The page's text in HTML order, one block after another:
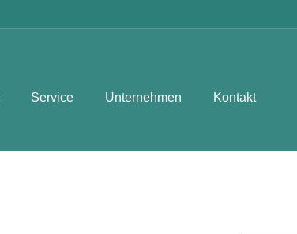
Service Unternehmen Kontakt